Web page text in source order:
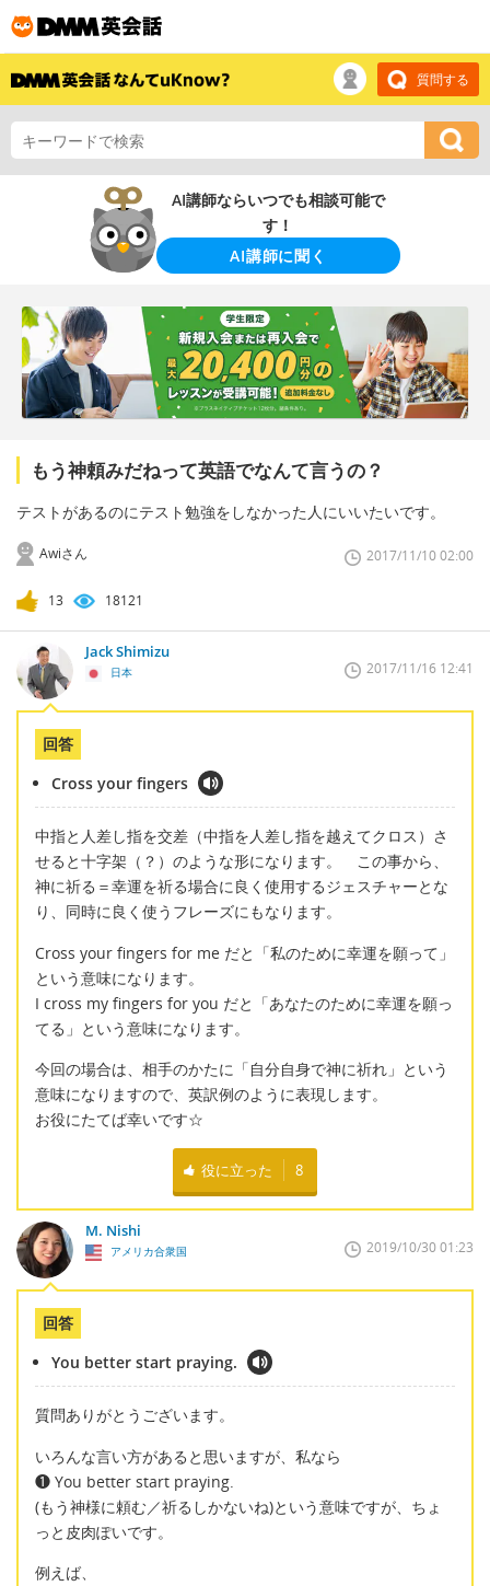
質問する
AI講師ならいつでも相談可能で
す！
AI講師に聞く
もう神頼みだねって英語でなんて言うの？
テストがあるのにテスト勉強をしなかった人にいいたいです。
Awiさん 2017/11/10 02:00
13 18121
Jack Shimizu
日本 2017/11/16 12:41
回答
Cross your fingers
中指と人差し指を交差（中指を人差し指を越えてクロス）さ
せると十字架（？）のような形になります。 この事から、
神に祈る＝幸運を祈る場合に良く使用するジェスチャーとな
り、同時に良く使うフレーズにもなります。
Cross your fingers for me だと「私のために幸運を願って」
という意味になります。
I cross my fingers for you だと「あなたのために幸運を願っ
てる」という意味になります。
今回の場合は、相手のかたに「自分自身で神に祈れ」という
意味になりますので、英訳例のように表現します。
お役にたてば幸いです☆
役に立った 8
M. Nishi
アメリカ合衆国 2019/10/30 01:23
回答
You better start praying.
質問ありがとうございます。
いろんな言い方があると思いますが、私なら
❶ You better start praying.
(もう神様に頼む／祈るしかないね)という意味ですが、ちょ
っと皮肉ぽいです。
例えば、